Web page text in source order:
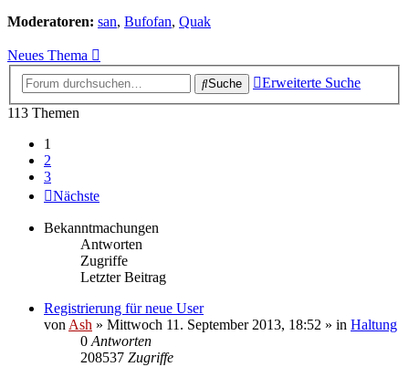
Moderatoren: san, Bufofan, Quak
Neues Thema
Suche
Erweiterte Suche
113 Themen
1
2
3
Nächste
Bekanntmachungen
Antworten
Zugriffe
Letzter Beitrag
Registrierung für neue User
von Ash » Mittwoch 11. September 2013, 18:52 » in Haltung
0 Antworten
208537 Zugriffe